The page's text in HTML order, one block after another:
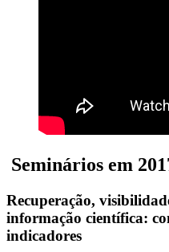
Seminários em
Recuperação,
informação científica:
indicadores